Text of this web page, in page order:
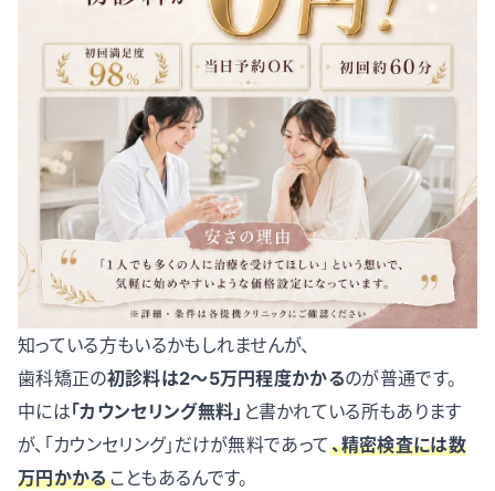
知っている方もいるかもしれませんが、
歯科矯正の初診料は2〜5万円程度かかるのが普通です。
中には「カウンセリング無料」 と書かれている所もあります
が、「カウンセリング」だけが無料であって、精密検査には数
万円かかることもあるんです。